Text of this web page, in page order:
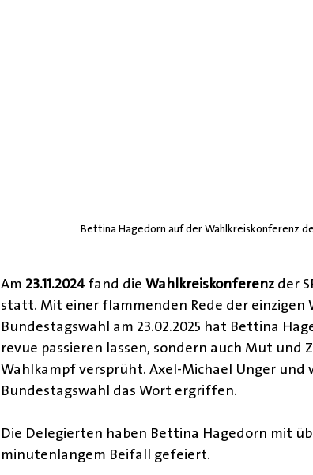
Bettina Hagedorn auf der Wahlkreiskonferenz
Am 23.11.2024 fand die Wahlkreiskonferenz der
statt. Mit einer flammenden Rede der einzigen
Bundestagswahl am 23.02.2025 hat Bettina
revue passieren lassen, sondern auch Mut
Wahlkampf versprüht. Axel-Michael Unger
Bundestagswahl das Wort ergriffen.
Die Delegierten haben Bettina Hagedorn mit
minutenlangem Beifall gefeiert.